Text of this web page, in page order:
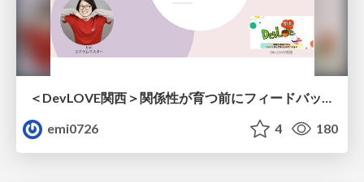
＜DevLOVE関西＞関係性が育つ前にフィードバックを届ける ～関係性が育つのを待てないとき、どう渡すのか～
emi0726
4 180